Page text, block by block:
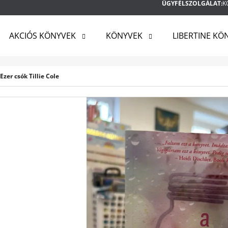
ÜGYFÉLSZOLGÁLAT:
AKCIÓS KÖNYVEK KÖNYVEK LIBERTINE
csók Tillie Cole
KERESÉS
AJÁNLJUK